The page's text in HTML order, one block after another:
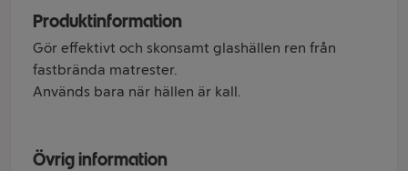
Produktinformation
Gör effektivt och skonsamt glashällen ren från
fastbrända matrester.
Används bara när hällen är kall.
Övrig information